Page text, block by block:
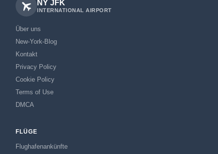
NY JFK
INTERNATIONAL AIRPORT
Über uns
New-York-Blog
Kontakt
Privacy Policy
Cookie Policy
Terms of Use
DMCA
FLÜGE
Flughafenankünfte